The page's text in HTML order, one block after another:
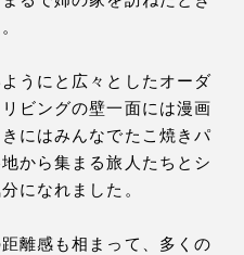
うにと広々としたオーダ
ビングの壁一面には漫画
にはみんなでたこ焼きパ
から集まる旅人たちとシ
になれました。
離感も相まって、多くの